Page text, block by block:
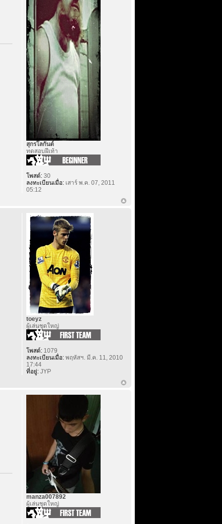
สุกรโลกันต์
ทดสอบฝีเท้า
โพสต์:30
ลงทะเบียนเมื่อ:เสาร์ พ.ค. 07, 2011
05:12
toeyz
ผู้เล่นชุดใหญ่
โพสต์:1079
ลงทะเบียนเมื่อ:พฤหัสฯ. มี.ค. 11, 2010
17:44
ที่อยู่:JYP
manza007892
ผู้เล่นชุดใหญ่